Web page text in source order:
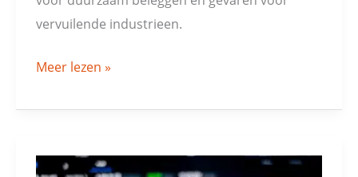
vervuilende industrieen.
Meer lezen »
Beleggers